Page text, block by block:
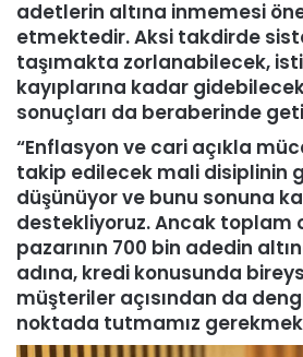
adetlerin altına inmemesi
etmektedir. Aksi takdirde
taşımakta zorlanabilecek,
kayıplarına kadar
sonuçları da beraberinde
“Enflasyon ve cari açıkla
takip edilecek mali disiplinin
düşünüyor ve bunu sonuna
destekliyoruz. Ancak toplam
pazarının 700 bin adedin
adına, kredi konusunda
müşteriler açısından da
noktada tutmamız